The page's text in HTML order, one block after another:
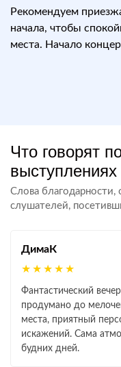
Рекомендуем
начала, чтобы
места. Начало
Что говорят
Слова
слушателей,
ДимаК
★★★★★
Фантастический
продумано до
места, приятный
искажений. Сама
будних дней.